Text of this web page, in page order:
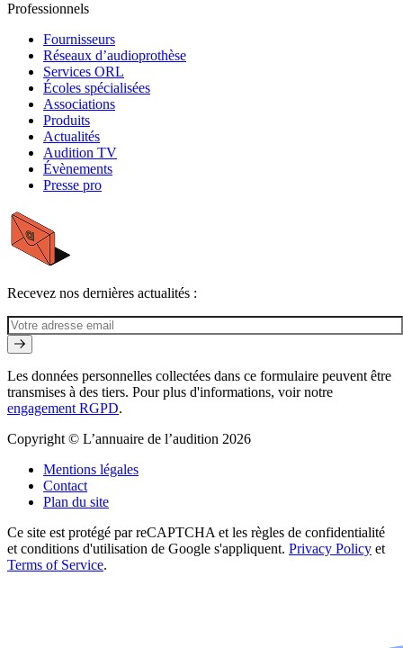
Professionnels
Fournisseurs
Réseaux d’audioprothèse
Services ORL
Écoles spécialisées
Associations
Produits
Actualités
Audition TV
Évènements
Presse pro
Recevez nos dernières actualités :
Les données personnelles collectées dans ce formulaire peuvent être
transmises à des tiers. Pour plus d'informations, voir notre
engagement RGPD.
Copyright © L’annuaire de l’audition 2026
Mentions légales
Contact
Plan du site
Ce site est protégé par reCAPTCHA et les règles de confidentialité
et conditions d'utilisation de Google s'appliquent. Privacy Policy et
Terms of Service.